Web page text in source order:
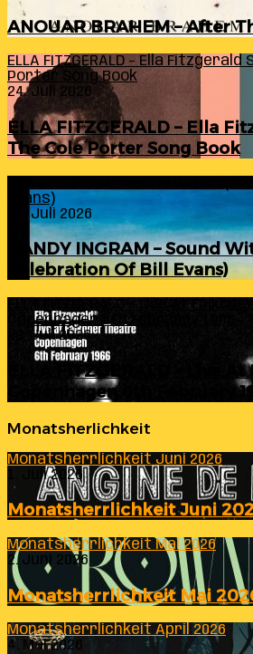
ANOUAR BRAHEM – After
ELLA FITZGERALD – Ella Fitzgerald
Porter Song Book
24. Juli 2026
ELLA FITZGERALD – Ella
The Cole Porter Song Book
Evans)
24. Juli 2026
RANDY INGRAM – Sound
Celebration Of Bill Evans)
ELLA FITZGERALD – Live At
Copenhagen 6th February 1966
23. Juli 2026
ELLA FITZGERALD – Live
Copenhagen 6th February
Monatsherlichkeit
Monatsherrlichkeit Juni 2026
1. Juli 2026
Monatsherrlichkeit Juni
Monatsherrlichkeit Mai 2026
2. Juni 2026
Monatsherrlichkeit Mai
Monatsherrlichkeit April 2026
4. Mai 2026